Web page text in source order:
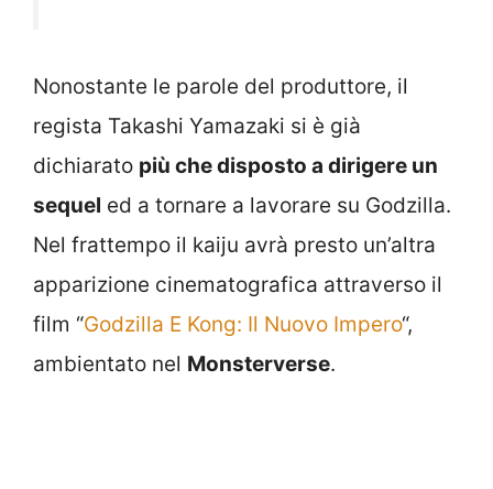
Nonostante le parole del produttore, il
regista Takashi Yamazaki si è già
dichiarato più che disposto a dirigere un
sequel ed a tornare a lavorare su Godzilla.
Nel frattempo il kaiju avrà presto un’altra
apparizione cinematografica attraverso il
film “Godzilla E Kong: Il Nuovo Impero“,
ambientato nel Monsterverse.